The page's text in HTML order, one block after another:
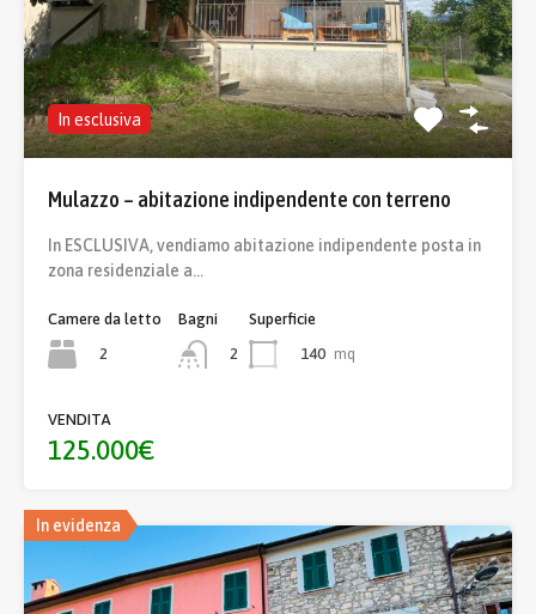
In esclusiva
Mulazzo – abitazione indipendente con terreno
In ESCLUSIVA, vendiamo abitazione indipendente posta in
zona residenziale a…
Camere da letto
2
Bagni
2
Superficie
140 mq
VENDITA
125.000€
In evidenza